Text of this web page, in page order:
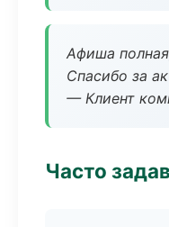
Афиша
Спасибо за
— Клиент
Часто